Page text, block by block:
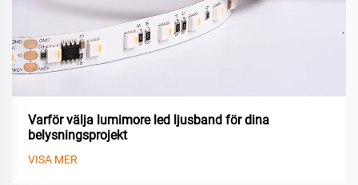
Varför välja lumimore led ljusband för dina
belysningsprojekt
VISA MER